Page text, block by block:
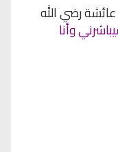
عائشة رضي الله
وأنا